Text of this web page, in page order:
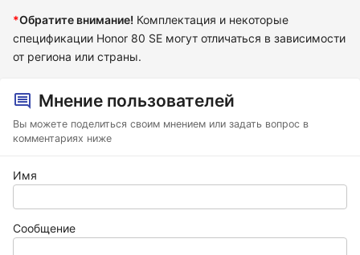
*Обратите внимание! Комплектация и некоторые
спецификации Honor 80 SE могут отличаться в зависимости
от региона или страны.
Мнение пользователей
Вы можете поделиться своим мнением или задать вопрос в
комментариях ниже
Имя
Сообщение